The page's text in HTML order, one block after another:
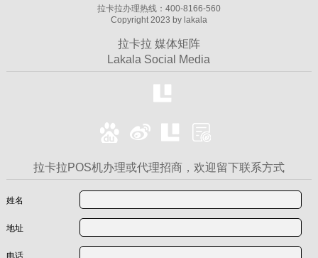
拉卡拉办理热线：400-8166-560
Copyright 2023 by lakala
拉卡拉 媒体矩阵
Lakala Social Media
拉卡拉POS机办理或代理招商，欢迎留下联系方式
姓名
地址
电话